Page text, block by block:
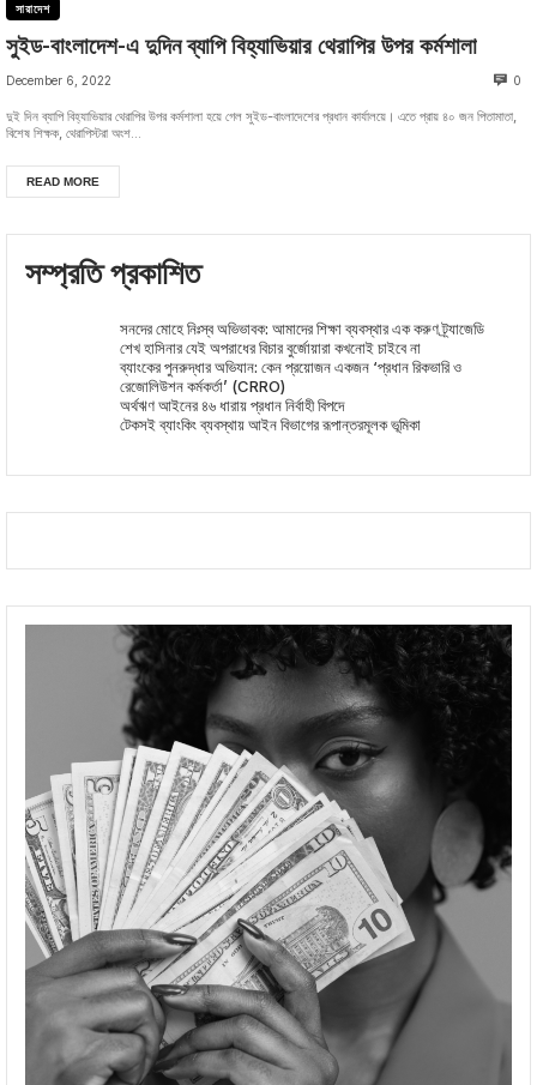
সারাদেশ
সুইড-বাংলাদেশ-এ দুদিন ব্যাপি বিহ্যাভিয়ার থেরাপির উপর কর্মশালা
December 6, 2022 0
দুই দিন ব্যাপি বিহ্যাভিয়ার থেরাপির উপর কর্মশালা হয়ে গেল সুইড-বাংলাদেশের প্রধান কার্যালয়ে। এতে প্রায় ৪০ জন পিতামাতা,
বিশেষ শিক্ষক, থেরাপিস্টরা অংশ...
READ MORE
সম্প্রতি প্রকাশিত
সনদের মোহে নিঃস্ব অভিভাবক: আমাদের শিক্ষা ব্যবস্থার এক করুণ ট্র্যাজেডি
শেখ হাসিনার যেই অপরাধের বিচার বুর্জোয়ারা কখনোই চাইবে না
ব্যাংকের পুনরুদ্ধার অভিযান: কেন প্রয়োজন একজন ‘প্রধান রিকভারি ও
রেজোলিউশন কর্মকর্তা’ (CRRO)
অর্থঋণ আইনের ৪৬ ধারায় প্রধান নির্বাহী বিপদে
টেকসই ব্যাংকিং ব্যবস্থায় আইন বিভাগের রূপান্তরমূলক ভূমিকা